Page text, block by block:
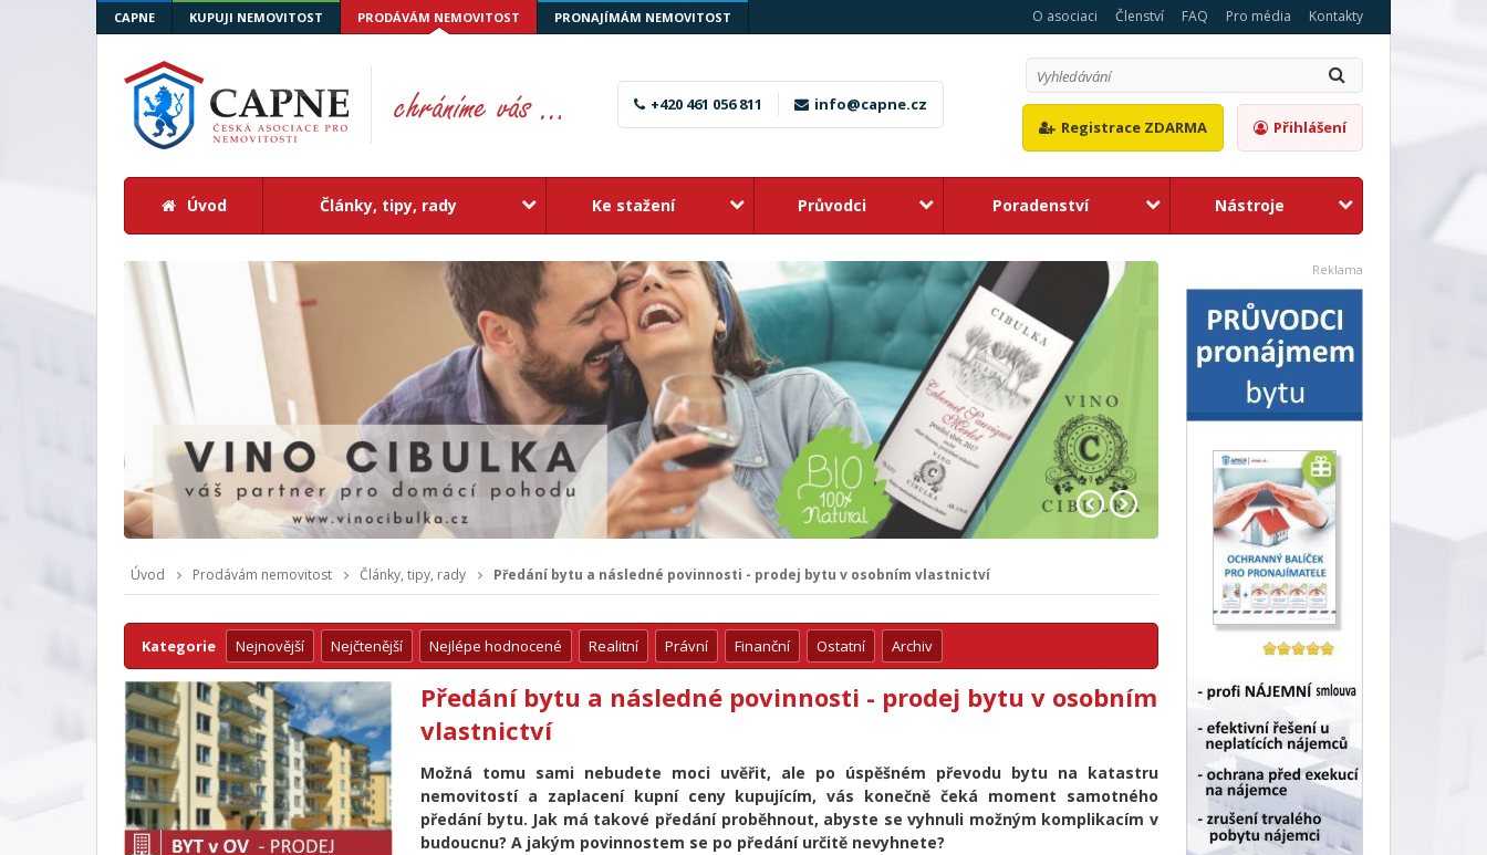
CAPNE KUPUJI NEMOVITOST PRODÁVÁM NEMOVITOST PRONAJÍMÁM NEMOVITOST O asociaci Členství FAQ Pro média Kontakty
+420 461 056 811
info@capne.cz
Registrace ZDARMA
Přihlášení
Úvod Články, tipy, rady Ke stažení Průvodci Poradenství Nástroje
Reklama
1 2
Úvod Prodávám nemovitost Články, tipy, rady Předání bytu a následné povinnosti - prodej bytu v osobním vlastnictví
Kategorie Nejnovější Nejčtenější Nejlépe hodnocené Realitní Právní Finanční Ostatní Archiv
Předání bytu a následné povinnosti - prodej bytu v osobním
vlastnictví
Možná tomu sami nebudete moci uvěřit, ale po úspěšném převodu bytu na katastru
nemovitostí a zaplacení kupní ceny kupujícím, vás konečně čeká moment samotného
předání bytu. Jak má takové předání proběhnout, abyste se vyhnuli možným komplikacím v
budoucnu? A jakým povinnostem se po předání určitě nevyhnete?